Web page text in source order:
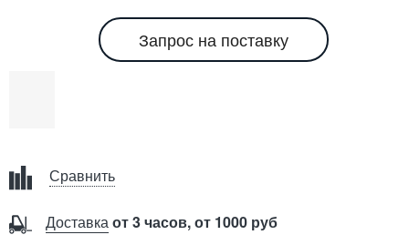
Запрос на поставку
Сравнить
Доставкаот 3 часов, от 1000 руб